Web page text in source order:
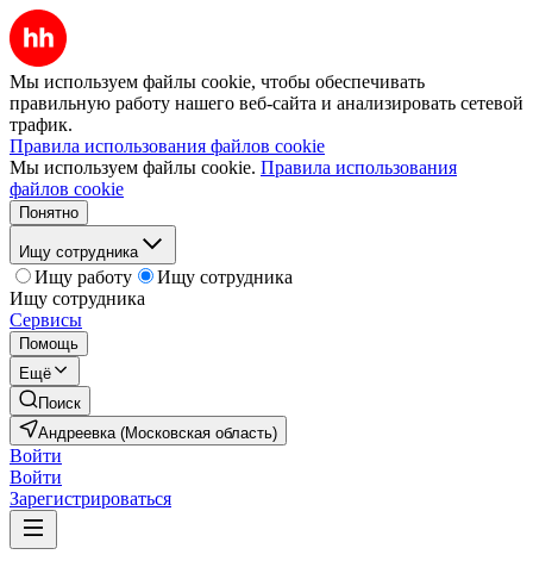
Мы используем файлы cookie, чтобы обеспечивать
правильную работу нашего веб-сайта и анализировать сетевой
трафик.
Правила использования файлов cookie
Мы используем файлы cookie. Правила использования
файлов cookie
Понятно
Ищу сотрудника
Ищу работу
Ищу сотрудника
Ищу сотрудника
Сервисы
Помощь
Ещё
Поиск
Андреевка (Московская область)
Войти
Войти
Зарегистрироваться